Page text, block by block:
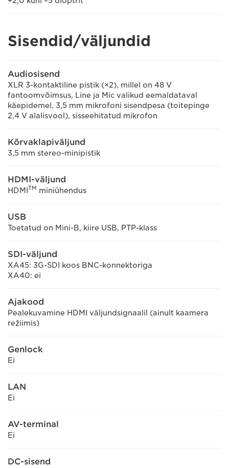
Sisendid/väljundid
Audiosisend
XLR 3-kontaktiline pistik (×2), millel on 48 V
fantoomvõimsus, Line ja Mic valikud eemaldataval
käepidemel, 3,5 mm mikrofoni sisendpesa (toitepinge
2,4 V alalisvool), sisseehitatud mikrofon
Kõrvaklapiväljund
3,5 mm stereo-minipistik
HDMI-väljund
HDMI TM miniühendus
USB
Toetatud on Mini-B, kiire USB, PTP-klass
SDI-väljund
XA45: 3G-SDI koos BNC-konnektoriga
XA40: ei
Ajakood
Pealekuvamine HDMI väljundsignaalil (ainult kaamera
režiimis)
Genlock
Ei
LAN
Ei
AV-terminal
Ei
DC-sisend